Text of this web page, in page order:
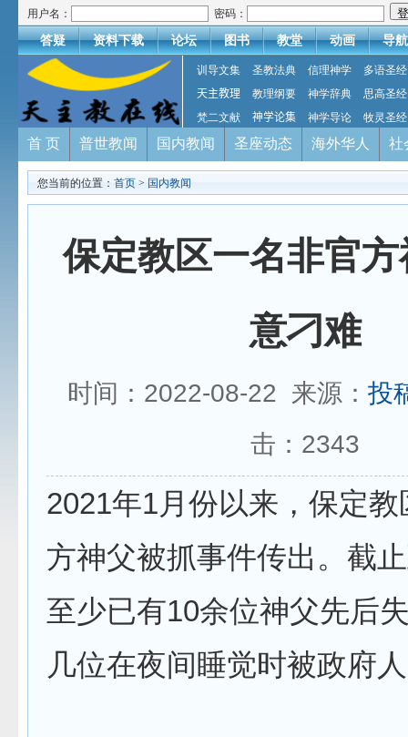
用户名： 密码：
答疑 资料下载 论坛 图书 教堂 动画 导航
训导文集 圣教法典 信理神学
多语圣经
天主教理
教理纲要 神学辞典
思高圣经
梵二文献
神学论集 神学导论 牧灵圣经
首 页 普世教闻 国内教闻 圣座动态 海外华人 社
您当前的位置： 首页 > 国内教闻
保定教区一名非官
意刁难
时间：2022-08-22 来源： 投
击： 2343
2021年1月份以来，保定
方神父被抓事件传出。截
至少已有10余位神父先后
几位在夜间睡觉时被政府